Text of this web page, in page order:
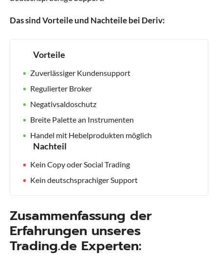
Das sind Vorteile und Nachteile bei Deriv:
Vorteile
Zuverlässiger Kundensupport
Regulierter Broker
Negativsaldoschutz
Breite Palette an Instrumenten
Handel mit Hebelprodukten möglich
Nachteil
Kein Copy oder Social Trading
Kein deutschsprachiger Support
Zusammenfassung der
Erfahrungen unseres
Trading.de Experten: